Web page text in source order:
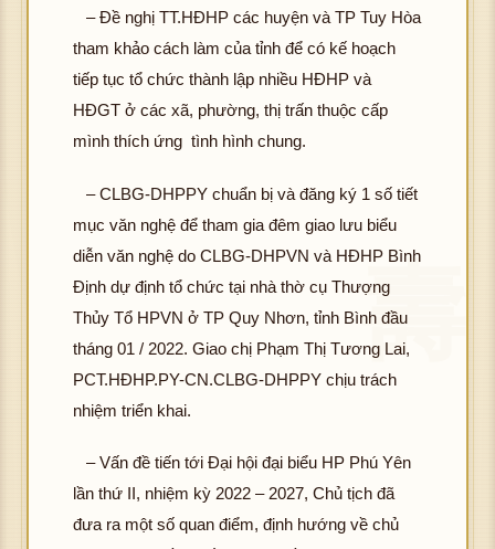
– Đề nghị TT.HĐHP các huyện và TP Tuy Hòa
tham khảo cách làm của tỉnh để có kế hoạch
tiếp tục tổ chức thành lập nhiều HĐHP và
HĐGT ở các xã, phường, thị trấn thuộc cấp
mình thích ứng tình hình chung.
– CLBG-DHPPY chuẩn bị và đăng ký 1 số tiết
mục văn nghệ để tham gia đêm giao lưu biểu
diễn văn nghệ do CLBG-DHPVN và HĐHP Bình
Định dự định tổ chức tại nhà thờ cụ Thượng
Thủy Tổ HPVN ở TP Quy Nhơn, tỉnh Bình đầu
tháng 01 / 2022. Giao chị Phạm Thị Tương Lai,
PCT.HĐHP.PY-CN.CLBG-DHPPY chịu trách
nhiệm triển khai.
– Vấn đề tiến tới Đại hội đại biểu HP Phú Yên
lần thứ II, nhiệm kỳ 2022 – 2027, Chủ tịch đã
đưa ra một số quan điểm, định hướng về chủ